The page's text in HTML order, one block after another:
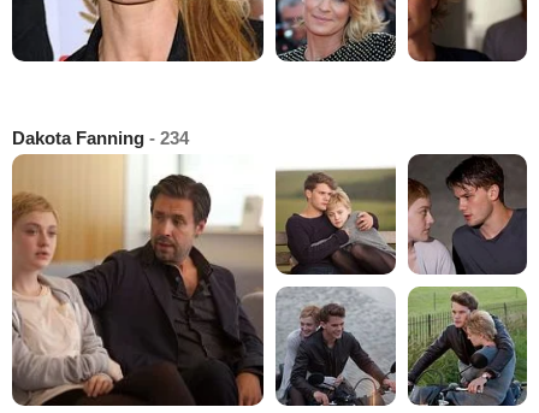
Dakota Fanning - 234